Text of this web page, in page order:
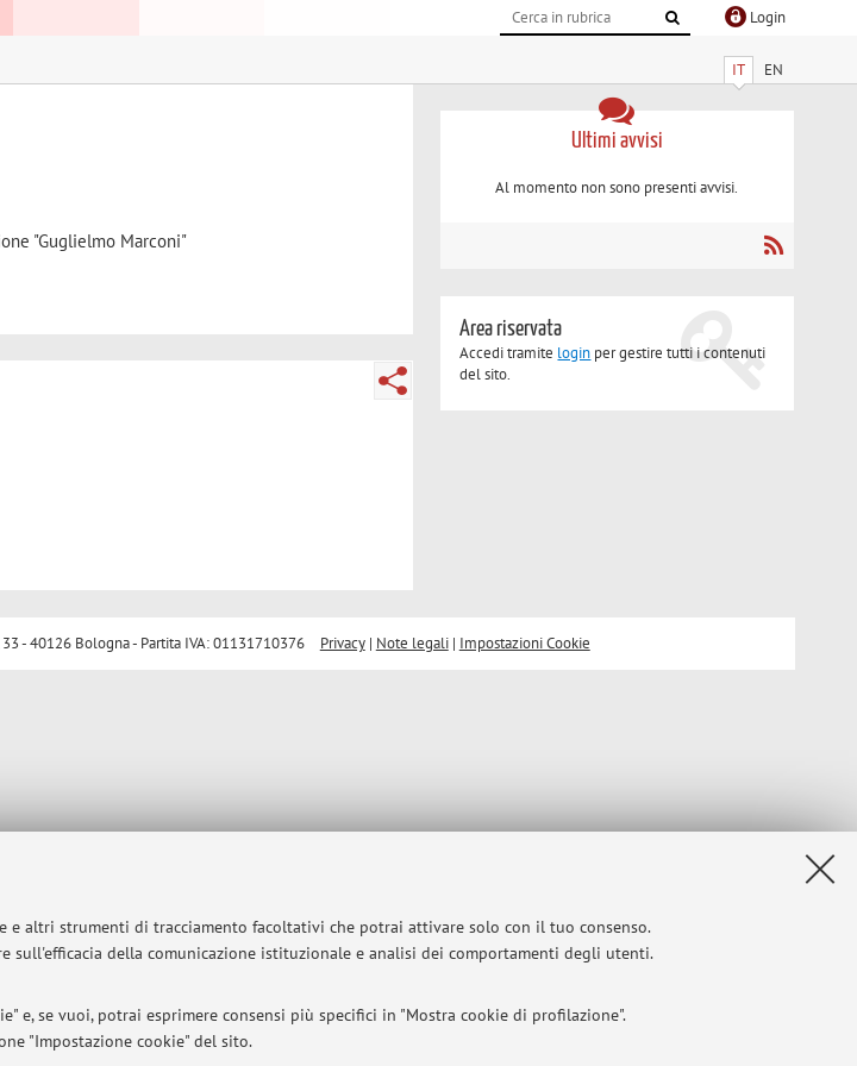
altri strumenti di tracciamento facoltativi che potrai attivare solo con il tuo consenso.
della comunicazione istituzionale e analisi dei comportamenti degli utenti.
e, se vuoi, potrai esprimere consensi più specifici in "Mostra cookie di profilazione".
"Impostazione cookie" del sito.
Login
IT EN
"Guglielmo Marconi"
Ultimi avvisi
Al momento non sono presenti avvisi.
Area riservata
Accedi tramite login per gestire tutti i contenuti
del sito.
- 40126 Bologna - Partita IVA: 01131710376 Privacy| Note legali| Impostazioni Cookie